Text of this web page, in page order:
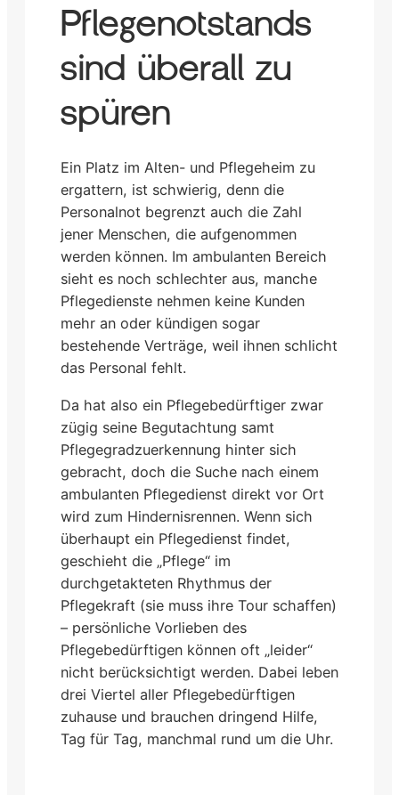
Pflegenotstands
sind überall zu
spüren
Ein Platz im Alten- und Pflegeheim zu
ergattern, ist schwierig, denn die
Personalnot begrenzt auch die Zahl
jener Menschen, die aufgenommen
werden können. Im ambulanten Bereich
sieht es noch schlechter aus, manche
Pflegedienste nehmen keine Kunden
mehr an oder kündigen sogar
bestehende Verträge, weil ihnen schlicht
das Personal fehlt.
Da hat also ein Pflegebedürftiger zwar
zügig seine Begutachtung samt
Pflegegradzuerkennung hinter sich
gebracht, doch die Suche nach einem
ambulanten Pflegedienst direkt vor Ort
wird zum Hindernisrennen. Wenn sich
überhaupt ein Pflegedienst findet,
geschieht die „Pflege“ im
durchgetakteten Rhythmus der
Pflegekraft (sie muss ihre Tour schaffen)
– persönliche Vorlieben des
Pflegebedürftigen können oft „leider“
nicht berücksichtigt werden. Dabei leben
drei Viertel aller Pflegebedürftigen
zuhause und brauchen dringend Hilfe,
Tag für Tag, manchmal rund um die Uhr.